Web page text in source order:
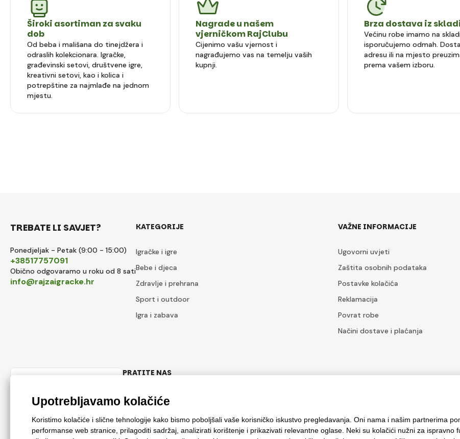
Široki asortiman za svaku
dob
Od beba i mališana do tinejdžera i
odraslih kolekcionara. Igračke,
građevinski setovi, društvene igre,
kreativni setovi, kao i kolica i
potrepštine za najmlađe na jednom
mjestu.
Nagrade u našem
vjerničkom RajClubu
Cijenimo vašu vjernost i
nagrađujemo vas na temelju vaših
kupnji.
Brza dostava iz
Većinu robe imamo na
isporučujemo odmah.
adresu ili na mjesto
prema vašem izboru.
TREBATE LI SAVJET?
Ponedjeljak - Petak (9:00 - 15:00)
+38517757091
Obično odgovaramo u roku od 8 sati
info@rajzaigracke.hr
KATEGORIJE
Igračke i igre
Bebe i djeca
Zdravlje i prehrana
Sport i outdoor
Igra i zabava
VAŽNE INFORMACIJE
Ugovorni uvjeti
Zaštita osobnih podataka
Postavke kolačića
Reklamacija
Povrat robe
Načini dostave i plaćanja
PRATITE NAS
Facebook